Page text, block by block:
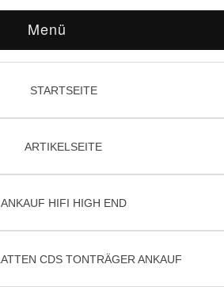
Menü
STARTSEITE
ARTIKELSEITE
ANKAUF HIFI HIGH END
CDS TONTRÄGER ANKAUF